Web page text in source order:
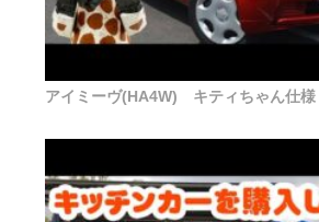
アイミーヴ(HA4W) キティちゃん仕様